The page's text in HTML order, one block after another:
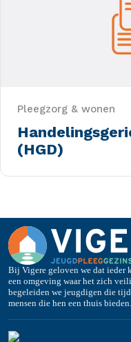
Pleegzorg & wonen
(HGD)
Bij Vigere geloven we dat ieder
een omgeving waar het zich
begeleiden we jeugdigen die
mensen die hen een thuis bieden.